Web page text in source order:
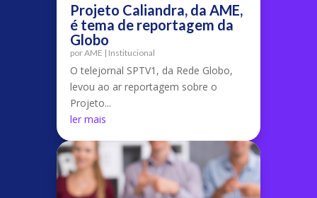
Projeto Caliandra, da AME,
é tema de reportagem da
Globo
porAME | Institucional
O telejornal SPTV1, da Rede Globo,
levou ao ar reportagem sobre o
Projeto...
ler mais